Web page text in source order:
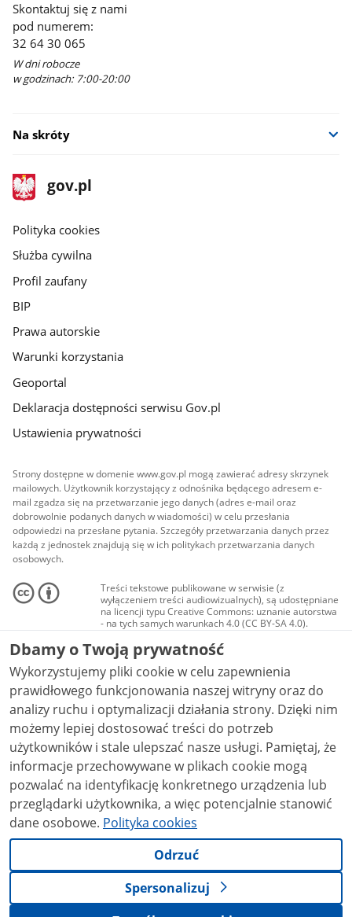
Skontaktuj się z nami
pod numerem:
32 64 30 065
W dni robocze
w godzinach: 7:00-20:00
Na skróty
stopka
gov.pl
Strona
gov.pl
gov.pl
Polityka cookies
Służba cywilna
Profil zaufany
BIP
Prawa autorskie
Warunki korzystania
Geoportal
Deklaracja dostępności serwisu Gov.pl
Ustawienia prywatności
Strony dostępne w domenie www.gov.pl mogą zawierać adresy skrzynek
mailowych. Użytkownik korzystający z odnośnika będącego adresem e-
mail zgadza się na przetwarzanie jego danych (adres e-mail oraz
dobrowolnie podanych danych w wiadomości) w celu przesłania
odpowiedzi na przesłane pytania. Szczegóły przetwarzania danych przez
każdą z jednostek znajdują się w ich politykach przetwarzania danych
osobowych.
Treści tekstowe publikowane w serwisie (z
wyłączeniem treści audiowizualnych), są udostępniane
na licencji typu Creative Commons: uznanie autorstwa
- na tych samych warunkach 4.0 (CC BY-SA 4.0).
Materiały audiowizualne, w tym zdjęcia, materiały
audio i wideo, są udostępniane na licencji typu
Creative Commons: uznanie autorstwa użycie
niekomercyjne - bez utworów zależnych 4.0 (CC BY-
NC-ND 4.0), o ile nie jest to stwierdzone inaczej.
Dbamy o Twoją prywatność
Wykorzystujemy pliki cookie w celu zapewnienia
prawidłowego funkcjonowania naszej witryny oraz do
analizy ruchu i optymalizacji działania strony. Dzięki nim
możemy lepiej dostosować treści do potrzeb
użytkowników i stale ulepszać nasze usługi. Pamiętaj, że
informacje przechowywane w plikach cookie mogą
pozwalać na identyfikację konkretnego urządzenia lub
przeglądarki użytkownika, a więc potencjalnie stanowić
dane osobowe. Polityka cookies
Odrzuć
Spersonalizuj